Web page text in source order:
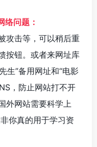
络问题：
攻击等，可以稍后重
按钮。或者来网址库
生”备用网址和“电影
，防止网站打不开
外网站需要科学上
你真的用于学习资